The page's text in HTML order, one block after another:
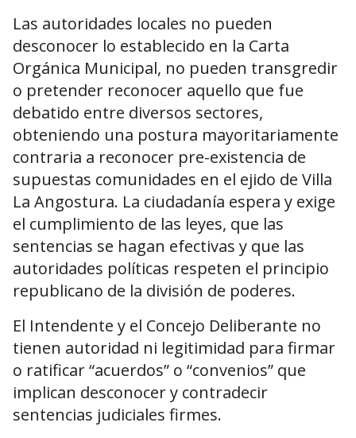
Las autoridades locales no pueden
desconocer lo establecido en la Carta
Orgánica Municipal, no pueden transgredir
o pretender reconocer aquello que fue
debatido entre diversos sectores,
obteniendo una postura mayoritariamente
contraria a reconocer pre-existencia de
supuestas comunidades en el ejido de Villa
La Angostura. La ciudadanía espera y exige
el cumplimiento de las leyes, que las
sentencias se hagan efectivas y que las
autoridades políticas respeten el principio
republicano de la división de poderes.
El Intendente y el Concejo Deliberante no
tienen autoridad ni legitimidad para firmar
o ratificar “acuerdos” o “convenios” que
implican desconocer y contradecir
sentencias judiciales firmes.